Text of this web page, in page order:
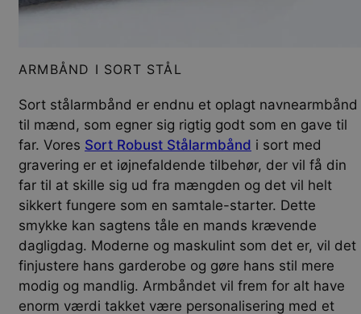
ARMBÅND I SORT STÅL
Sort stålarmbånd er endnu et oplagt navnearmbånd
til mænd, som egner sig rigtig godt som en gave til
far. Vores Sort Robust Stålarmbånd i sort med
gravering er et iøjnefaldende tilbehør, der vil få din
far til at skille sig ud fra mængden og det vil helt
sikkert fungere som en samtale-starter. Dette
smykke kan sagtens tåle en mands krævende
dagligdag. Moderne og maskulint som det er, vil det
finjustere hans garderobe og gøre hans stil mere
modig og mandlig. Armbåndet vil frem for alt have
enorm værdi takket være personalisering med et